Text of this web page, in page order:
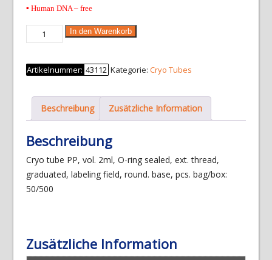
▪ Human DNA – free
Cryo
tube
PP,
vol.
500
pcs.
Menge
In den Warenkorb
Artikelnummer: 43112 Kategorie: Cryo Tubes
Beschreibung Zusätzliche Information
Beschreibung
Cryo tube PP, vol. 2ml, O-ring sealed, ext. thread,
graduated, labeling field, round. base, pcs. bag/box:
50/500
Zusätzliche Information